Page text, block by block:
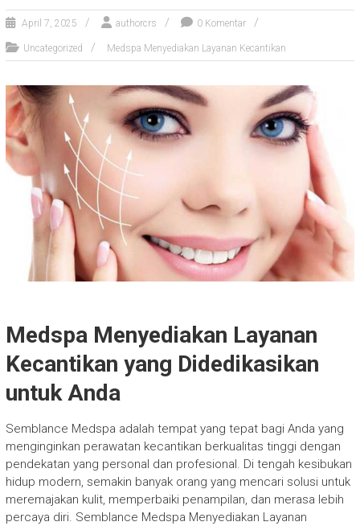
April 7, 2025 authorcrs 0 Komentar
Uncategorized Medspa Menyediakan Layanan Kecantikan
Medspa Menyediakan Layanan
Kecantikan yang Didedikasikan
untuk Anda
Semblance Medspa adalah tempat yang tepat bagi Anda yang
menginginkan perawatan kecantikan berkualitas tinggi dengan
pendekatan yang personal dan profesional. Di tengah kesibukan
hidup modern, semakin banyak orang yang mencari solusi untuk
meremajakan kulit, memperbaiki penampilan, dan merasa lebih
percaya diri. Semblance Medspa Menyediakan Layanan